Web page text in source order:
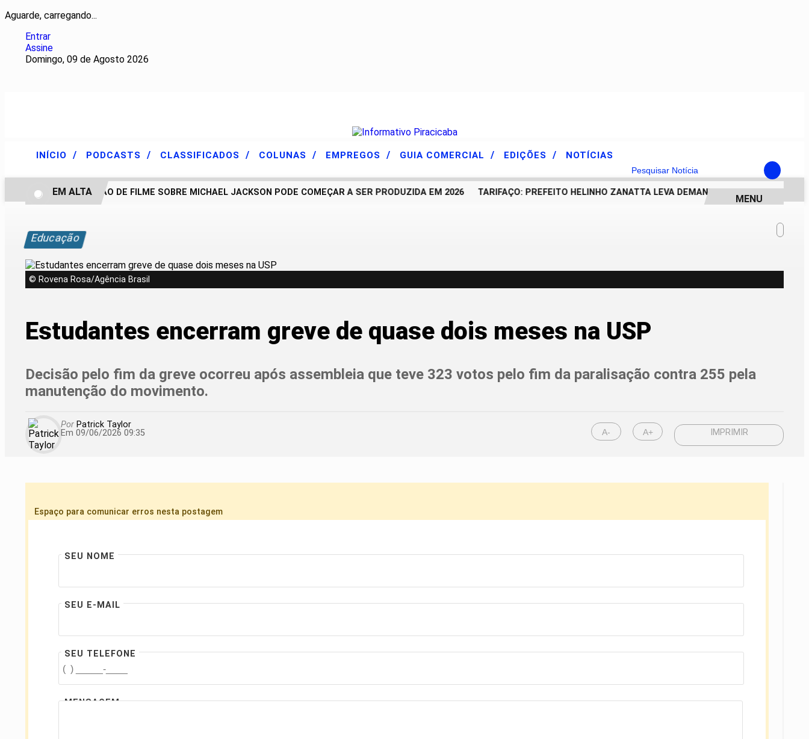
Aguarde, carregando...
Entrar
Assine
Domingo, 09 de Agosto 2026
Pesquisar Notícia
INÍCIO / PODCASTS / CLASSIFICADOS / COLUNAS / EMPREGOS / GUIA COMERCIAL / EDIÇÕES / NOTÍCIAS
CONTINUAÇÃO DE FILME SOBRE MICHAEL JACKSON PODE COMEÇAR A SER PRODUZIDA EM 2026 TARIFAÇO: PREFEITO HELINHO ZANATTA LEVA DEMANDAS DE PIRACICABA AO
EM ALTA
MENU
Educação
© Rovena Rosa/Agência Brasil
Estudantes encerram greve de quase dois meses na USP
Decisão pelo fim da greve ocorreu após assembleia que teve 323 votos pelo fim da paralisação contra 255 pela
manutenção do movimento.
Por Patrick Taylor
Em 09/06/2026 09:35
A- A+ IMPRIMIR
Espaço para comunicar erros nesta postagem
SEU NOME
SEU E-MAIL
SEU TELEFONE
MENSAGEM